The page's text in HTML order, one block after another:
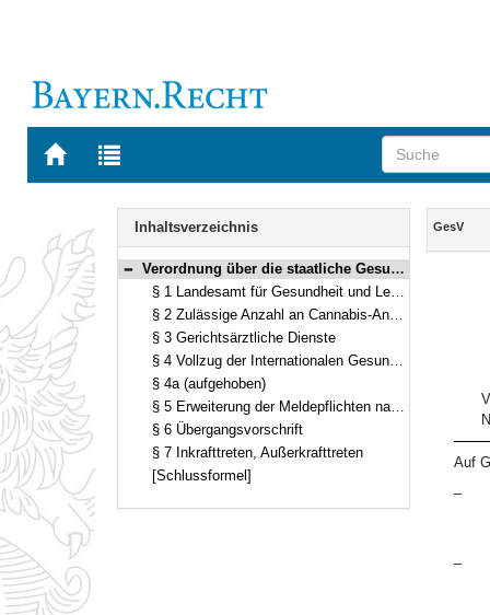
Zur
BAYERN.RECHT
Zur
letzten
Navigation
Inhaltsverzeichnis
Bereich reduzieren
Verordnung über die staatliche Gesundheitsverwaltung und den öffentlichen Gesundheitsschutz (GesV) Vom 14. November 2016 (GVBl. S. 326) BayRS 2120-10-G (§§ 1–7)
§ 1 Landesamt für Gesundheit und Lebensmittelsicherheit
§ 2 Zulässige Anzahl an Cannabis-Anbauvereinigungen
§ 3 Gerichtsärztliche Dienste
§ 4 Vollzug der Internationalen Gesundheitsvorschriften
§ 4a (aufgehoben)
§ 5 Erweiterung der Meldepflichten nach dem Infektionsschutzgesetz
§ 6 Übergangsvorschrift
§ 7 Inkrafttreten, Außerkrafttreten
[Schlussformel]
Inhalt
GesV
Auf
–
–